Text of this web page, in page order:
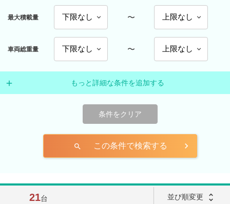
最大積載量 〜
車両総重量 〜
もっと詳細な条件を追加する
条件をクリア
search この条件で検索する
21台 並び順変更 unfold_more